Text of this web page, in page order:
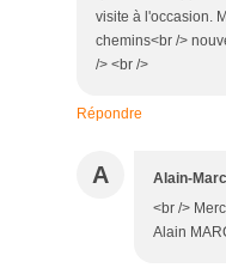
visite à l'occasion.
chemins<br />
/> <br />
Répondre
A Alain-Marc
<br />
Alain